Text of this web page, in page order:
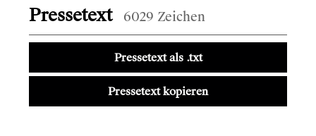
Pressetext 6029 Zeichen
Pressetext als .txt
Pressetext kopieren